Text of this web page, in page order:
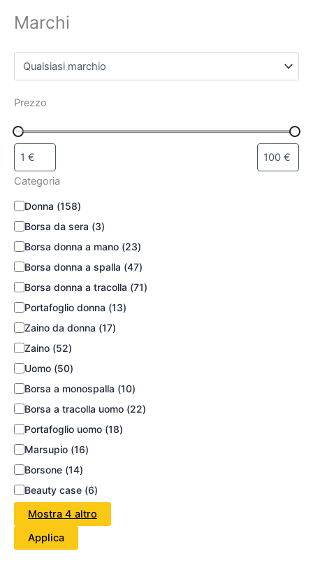
Marchi
Prezzo
Categoria
Donna (158)
Borsa da sera (3)
Borsa donna a mano (23)
Borsa donna a spalla (47)
Borsa donna a tracolla (71)
Portafoglio donna (13)
Zaino da donna (17)
Zaino (52)
Uomo (50)
Borsa a monospalla (10)
Borsa a tracolla uomo (22)
Portafoglio uomo (18)
Marsupio (16)
Borsone (14)
Beauty case (6)
Mostra 4 altro
Applica